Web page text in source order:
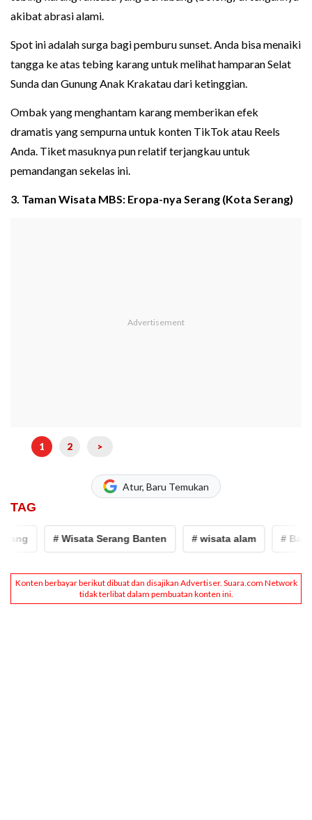
akibat abrasi alami.
Spot ini adalah surga bagi pemburu sunset. Anda bisa menaiki
tangga ke atas tebing karang untuk melihat hamparan Selat
Sunda dan Gunung Anak Krakatau dari ketinggian.
Ombak yang menghantam karang memberikan efek
dramatis yang sempurna untuk konten TikTok atau Reels
Anda. Tiket masuknya pun relatif terjangkau untuk
pemandangan sekelas ini.
3. Taman Wisata MBS: Eropa-nya Serang (Kota Serang)
1 2 >
Atur, Baru Temukan
TAG
# Wisata Serang Banten # wisata alam # Banten